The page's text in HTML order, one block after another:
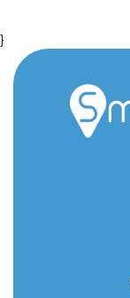
}